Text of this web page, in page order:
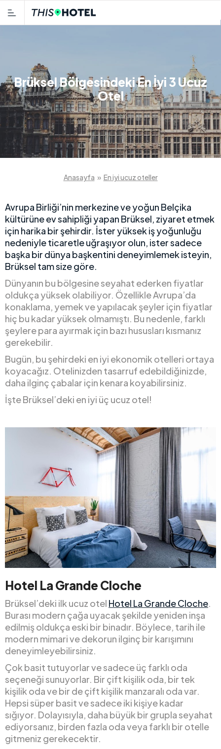
Brüksel Bölgesindeki En İyi 3 Ucuz
Otel
Anasayfa » En iyi ucuz oteller
Avrupa Birliği’nin merkezine ve yoğun Belçika
kültürüne ev sahipliği yapan Brüksel, ziyaret etmek
için harika bir şehirdir. İster yüksek iş yoğunluğu
nedeniyle ticaretle uğraşıyor olun, ister sadece
başka bir dünya başkentini deneyimlemek isteyin,
Brüksel tam size göre.
Dünyanın bu bölgesine seyahat ederken fiyatlar
oldukça yüksek olabiliyor. Özellikle Avrupa’da
konaklama, yemek ve yapılacak şeyler için fiyatlar
hiç bu kadar yüksek olmamıştı. Bu nedenle, farklı
şeylere para ayırmak için bazı hususları kısmanız
gerekebilir.
Bugün, bu şehirdeki en iyi ekonomik otelleri ortaya
koyacağız. Otelinizden tasarruf edebildiğinizde,
daha ilginç çabalar için kenara koyabilirsiniz.
İşte Brüksel’deki en iyi üç ucuz otel!
Hotel La Grande Cloche
Brüksel’deki ilk ucuz otel Hotel La Grande Cloche.
Burası modern çağa uyacak şekilde yeniden inşa
edilmiş oldukça eski bir binadır. Böylece, tarih ile
modern mimari ve dekorun ilginç bir karışımını
deneyimleyebilirsiniz.
Çok basit tutuyorlar ve sadece üç farklı oda
seçeneği sunuyorlar. Bir çift kişilik oda, bir tek
kişilik oda ve bir de çift kişilik manzaralı oda var.
Hepsi süper basit ve sadece iki kişiye kadar
sığıyor. Dolayısıyla, daha büyük bir grupla seyahat
ediyorsanız, birden fazla oda veya farklı bir otelle
gitmeniz gerekecektir.